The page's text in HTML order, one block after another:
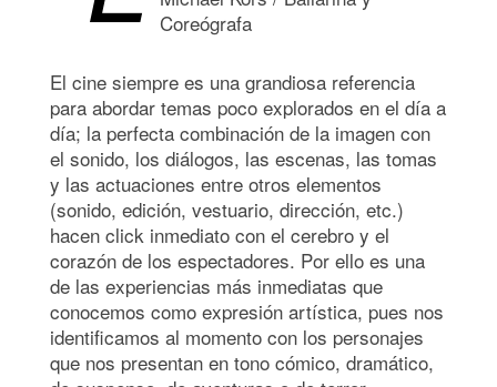
Coreógrafa
El cine siempre es una grandiosa referencia
para abordar temas poco explorados en el día a
día; la perfecta combinación de la imagen con
el sonido, los diálogos, las escenas, las tomas
y las actuaciones entre otros elementos
(sonido, edición, vestuario, dirección, etc.)
hacen click inmediato con el cerebro y el
corazón de los espectadores. Por ello es una
de las experiencias más inmediatas que
conocemos como expresión artística, pues nos
identificamos al momento con los personajes
que nos presentan en tono cómico, dramático,